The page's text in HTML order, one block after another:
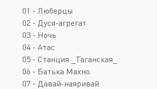
01 - Люберцы
02 - Дуся-агрегат
03 - Ночь
04 - Атас
05 - Станция _Таганская_
06 - Батька Махно
07 - Давай-наяривай